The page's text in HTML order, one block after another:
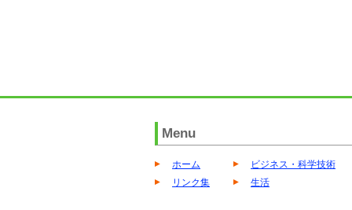
Menu
ホーム
リンク集
ビジネス・科学技術
生活